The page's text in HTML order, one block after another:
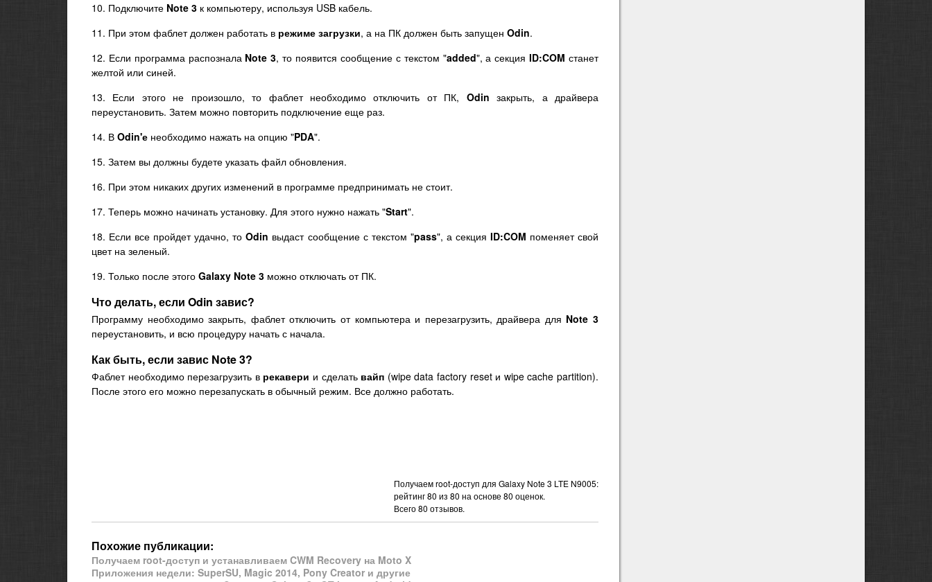
10. Подключите Note 3 к компьютеру, используя USB кабель.
11. При этом фаблет должен работать в режиме загрузки, а на ПК должен быть запущен Odin.
12. Если программа распознала Note 3, то появится сообщение с текстом "added", а секцияID:COM станет
желтой или синей.
13. Если этого не произошло, то фаблет необходимо отключить от ПК, Odin закрыть, а драйвера
переустановить. Затем можно повторить подключение еще раз.
14. В Odin'е необходимо нажать на опцию "PDA".
15. Затем вы должны будете указать файл обновления.
16. При этом никаких других изменений в программе предпринимать не стоит.
17. Теперь можно начинать установку. Для этого нужно нажать "Start".
18. Если все пройдет удачно, тоOdin выдаст сообщение с текстом "pass", а секция ID:COM поменяет свой
цвет на зеленый.
19. Только после этого Galaxy Note 3 можно отключать от ПК.
Что делать, если Odin завис?
Программу необходимо закрыть, фаблет отключить от компьютера и перезагрузить, драйвера для Note 3
переустановить, и всю процедуру начать с начала.
Как быть, если завис Note 3?
Фаблет необходимо перезагрузить в рекавери и сделать вайп (wipe data factory reset и wipe cache partition).
После этого его можно перезапускать в обычный режим. Все должно работать.
Получаем root-доступ для Galaxy Note 3 LTE N9005:
рейтинг80 из 80 на основе 80 оценок.
Всего80 отзывов.
Похожие публикации:
Получаем root-доступ и устанавливаем CWM Recovery на Moto X
Приложения недели: SuperSU, Magic 2014, Pony Creator и другие